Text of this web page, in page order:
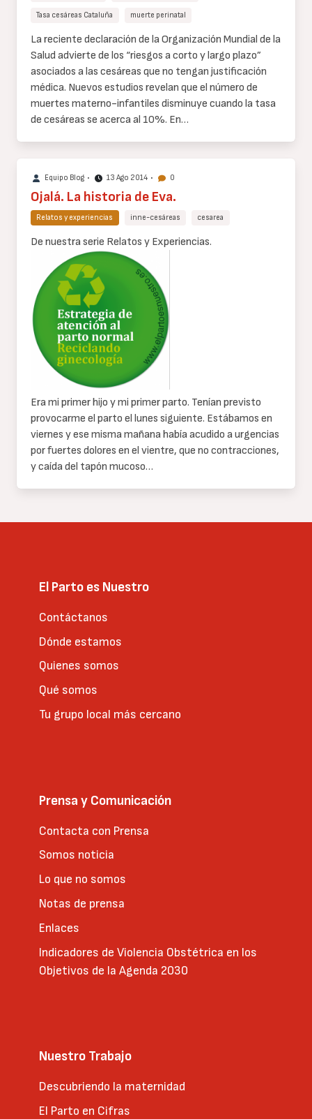
Tasa cesáreas Cataluña muerte perinatal
Cuerpo
de
texto
La reciente declaración de la Organización Mundial de la
Salud advierte de los “riesgos a corto y largo plazo”
asociados a las cesáreas que no tengan justificación
médica. Nuevos estudios revelan que el número de
muertes materno-infantiles disminuye cuando la tasa
de cesáreas se acerca al 10%. En…
Equipo Blog • 13 Ago 2014 • 0
Ojalá. La historia de Eva.
Relatos y experiencias inne-cesáreas cesarea
Cuerpo
texto
De nuestra serie Relatos y Experiencias.
Era mi primer hijo y mi primer parto. Tenían previsto
provocarme el parto el lunes siguiente. Estábamos en
viernes y ese misma mañana había acudido a urgencias
por fuertes dolores en el vientre, que no contracciones,
y caída del tapón mucoso…
El Parto es Nuestro
Contáctanos
Dónde estamos
Quienes somos
Qué somos
Tu grupo local más cercano
Prensa y Comunicación
Contacta con Prensa
Somos noticia
Lo que no somos
Notas de prensa
Enlaces
Indicadores de Violencia Obstétrica en los
Objetivos de la Agenda 2030
Nuestro Trabajo
Descubriendo la maternidad
El Parto en Cifras